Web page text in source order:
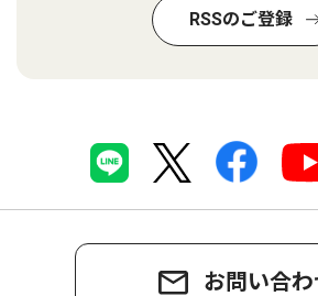
RSSのご登録
お問い合わ